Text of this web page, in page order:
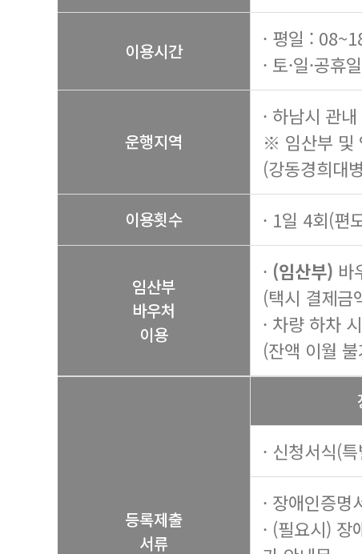
이용시간
· 평일 :
· 토·일·공휴
운행지역
· 하남시 관
※ 임산부 및
(강동경희대
이용횟수 · 1일 4회(편
임산부
바우처
이용
· (임산부) 바
(택시 결제금
· 차량 하차
(잔액 이월
등록제출
서류
· 신청서식(
· 장애인증명
· (필요시) 장